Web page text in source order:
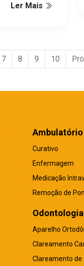
Ler Mais
7 8 9 10
Ambulatório
Curativo
Enfermagem
Medicação
Remoção de
Odontologia
Aparelho
Clareamento
Clareamento de